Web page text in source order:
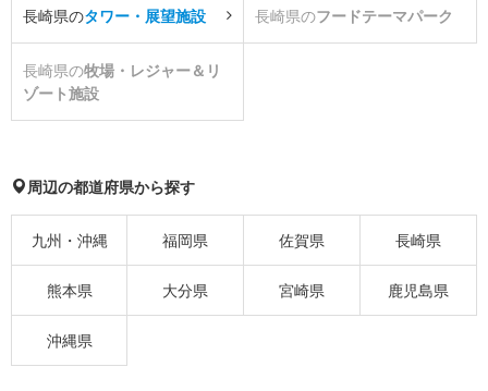
長崎県のタワー・展望施設 長崎県のフードテーマパーク
長崎県の牧場・レジャー＆リ
ゾート施設
周辺の都道府県から探す
九州・沖縄 福岡県 佐賀県 長崎県
熊本県 大分県 宮崎県 鹿児島県
沖縄県